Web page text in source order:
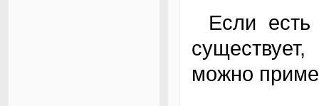
Если есть неуверенность в том, что модуль
можно